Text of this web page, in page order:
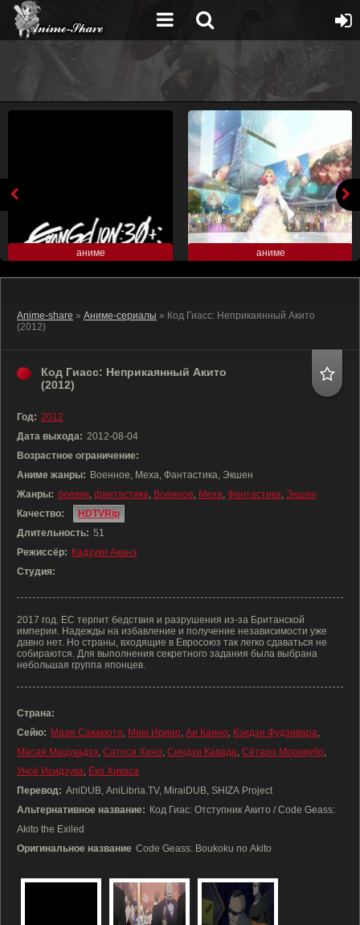
аниме аниме
Anime-share » Аниме-сериалы » Код Гиасс: Неприкаянный Акито
(2012)
Код Гиасс: Неприкаянный Акито
(2012)
Год: 2012
Дата выхода: 2012-08-04
Возрастное ограничение:
Аниме жанры: Военное, Меха, Фантастика, Экшен
Жанры: боевик, фантастика, Военное, Меха, Фантастика, Экшен
Качество:
HDTVRip
Длительность: 51
Режиссёр: Кадзуки Аканэ
Студия:
2017 год. ЕС терпит бедствия и разрушения из-за Британской
империи. Надежды на избавление и получение независимости уже
давно нет. Но страны, входящие в Евросоюз так легко сдаваться не
собираются. Для выполнения секретного задания была выбрана
небольшая группа японцев.
Страна:
Сейю: Маая Сакамото, Мию Ирино, Аи Каяно, Кэидзи Фудзивара,
Масая Мацукадзэ, Сатоси Хино, Синдзи Кавада, Сётаро Морикубо,
Унсё Исидзука, Ёко Хикаса
Перевод: AniDUB, AniLibria.TV, MiraiDUB, SHIZA Project
Альтернативное название: Код Гиас: Отступник Акито / Code Geass:
Akito the Exiled
Оригинальное название Code Geass: Boukoku no Akito